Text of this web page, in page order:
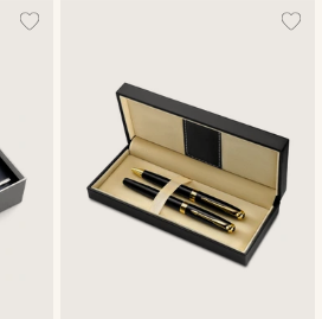
Prix croissant
Prix décroissant